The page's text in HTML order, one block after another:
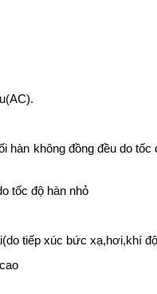
không đồng đều do
tốc độ hàn nhỏ
tiếp xúc bức xạ,hơi,khí